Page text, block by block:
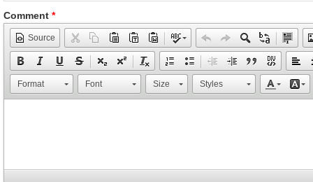
Comment *
Source
Format Font Size Styles